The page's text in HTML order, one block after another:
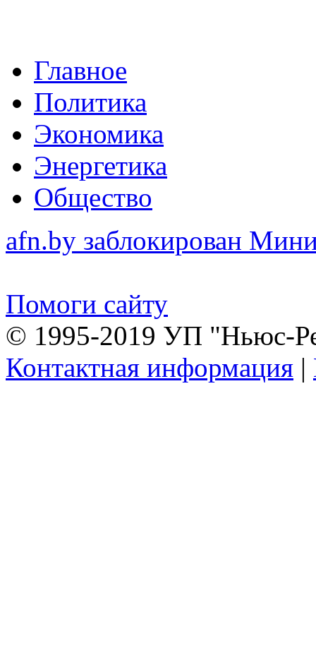
Главное
Политика
Экономика
Энергетика
Общество
afn.by заблокирован
Помоги сайту
© 1995-2019 УП "Ньюс-
Контактная информация |